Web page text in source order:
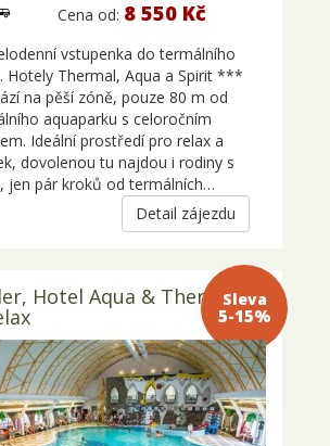
Cena od: 8 550 Kč
vstupenka do termálního
Hotely Thermal, Aqua a Spirit ***
na pěší zóně, pouze 80 m od
aquaparku s celoročním
Ideální prostředí pro relax a
dovolenou tu najdou i rodiny s
jen pár kroků od termálních…
Detail zájezdu
Sleva 5-
15%
Hotel Aqua & Thermal –